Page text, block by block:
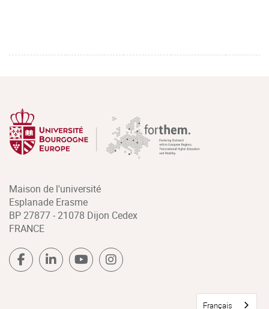
Maison de l'université
Esplanade Erasme
BP 27877 - 21078 Dijon Cedex
FRANCE
Français